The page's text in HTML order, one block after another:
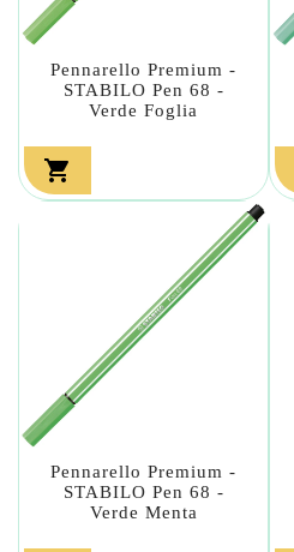
Pennarello Premium -
STABILO Pen 68 -
Verde Foglia

Pennarello Premium -
STABILO Pen 68 -
Verde Menta